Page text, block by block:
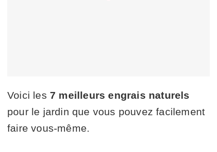
Voici les 7 meilleurs engrais naturels
pour le jardin que vous pouvez facilement
faire vous-même.